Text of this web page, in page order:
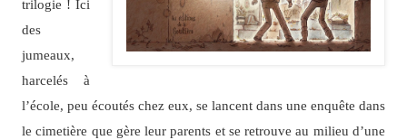
trilogie ! Ici
des
jumeaux,
harcelés à
l’école, peu écoutés chez eux, se lancent dans une enquête dans
le cimetière que gère leur parents et se retrouve au milieu d’une